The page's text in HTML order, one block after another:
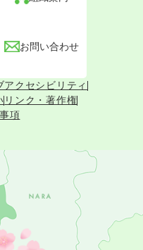
お問い合わせ
アクセシビリティ
リンク・著作権
項